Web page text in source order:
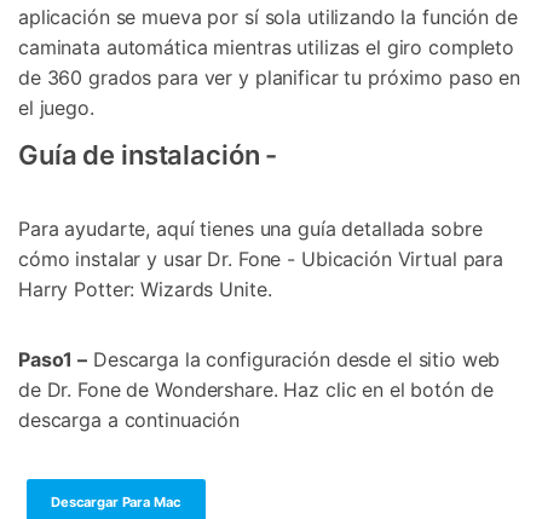
aplicación se mueva por sí sola utilizando la función de
caminata automática mientras utilizas el giro completo
de 360 grados para ver y planificar tu próximo paso en
el juego.
Guía de instalación -
Para ayudarte, aquí tienes una guía detallada sobre
cómo instalar y usar Dr. Fone - Ubicación Virtual para
Harry Potter: Wizards Unite.
Paso1 – Descarga la configuración desde el sitio web
de Dr. Fone de Wondershare. Haz clic en el botón de
descarga a continuación
Descargar Para Mac